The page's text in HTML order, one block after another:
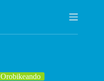
Orobikeando